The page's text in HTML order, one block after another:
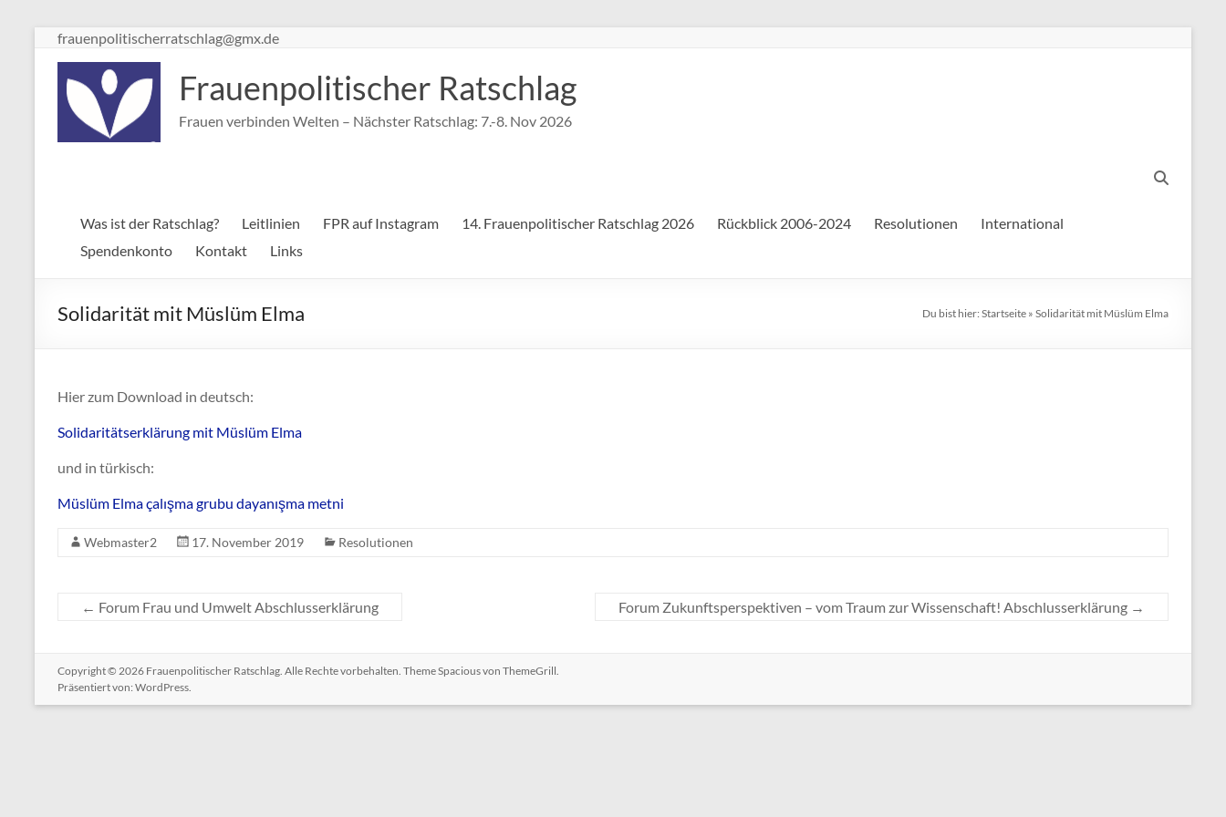
Zumfrauenpolitischerratschlag@gmx.de
Frauenpolitischer Ratschlag
Frauen verbinden Welten – Nächster Ratschlag: 7.-8. Nov 2026
Was ist der Ratschlag? Leitlinien FPR auf Instagram 14. Frauenpolitischer Ratschlag 2026 Rückblick 2006-2024 Resolutionen
International
Spendenkonto
Kontakt Links
Solidarität mit Müslüm Elma Du bist hier: Startseite » Solidarität mit Müslüm Elma
Hier zum Download in deutsch:
Solidaritätserklärung mit Müslüm Elma
und in türkisch:
Müslüm Elma çalışma grubu dayanışma metni
Webmaster2 17. November 2019 Resolutionen
← Forum Frau und Umwelt Abschlusserklärung Forum Zukunftsperspektiven – vom Traum zur Wissenschaft! Abschlusserklärung →
Copyright © 2026 Frauenpolitischer Ratschlag. Alle Rechte vorbehalten. ThemeSpaciousvon ThemeGrill.
Präsentiert von: WordPress.